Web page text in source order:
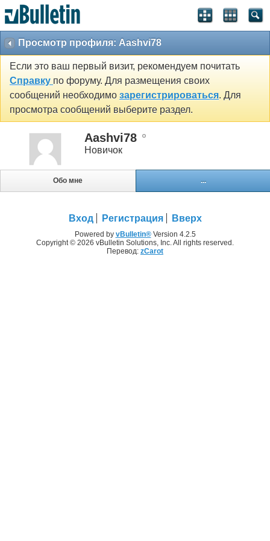
Просмотр профиля: Aashvi78
Если это ваш первый визит, рекомендуем почитать
Справку по форуму. Для размещения своих
сообщений необходимо зарегистрироваться. Для
просмотра сообщений выберите раздел.
Aashvi78
Новичок
Обо мне ...
Вход Регистрация Вверх
Powered by vBulletin®Version 4.2.5
Copyright © 2026 vBulletin Solutions, Inc. All rights reserved.
Перевод: zCarot